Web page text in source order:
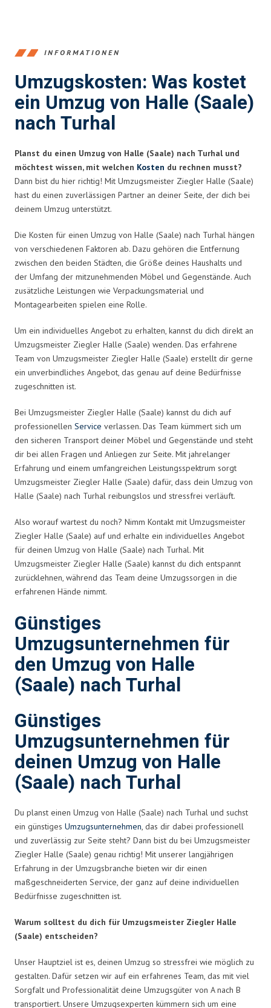
INFORMATIONEN
Umzugskosten: Was kostet
ein Umzug von Halle (Saale)
nach Turhal
Planst du einen Umzug von Halle (Saale) nach Turhal und
möchtest wissen, mit welchen Kosten du rechnen musst?
Dann bist du hier richtig! Mit Umzugsmeister Ziegler Halle (Saale)
hast du einen zuverlässigen Partner an deiner Seite, der dich bei
deinem Umzug unterstützt.
Die Kosten für einen Umzug von Halle (Saale) nach Turhal hängen
von verschiedenen Faktoren ab. Dazu gehören die Entfernung
zwischen den beiden Städten, die Größe deines Haushalts und
der Umfang der mitzunehmenden Möbel und Gegenstände. Auch
zusätzliche Leistungen wie Verpackungsmaterial und
Montagearbeiten spielen eine Rolle.
Um ein individuelles Angebot zu erhalten, kannst du dich direkt an
Umzugsmeister Ziegler Halle (Saale) wenden. Das erfahrene
Team von Umzugsmeister Ziegler Halle (Saale) erstellt dir gerne
ein unverbindliches Angebot, das genau auf deine Bedürfnisse
zugeschnitten ist.
Bei Umzugsmeister Ziegler Halle (Saale) kannst du dich auf
professionellen Service verlassen. Das Team kümmert sich um
den sicheren Transport deiner Möbel und Gegenstände und steht
dir bei allen Fragen und Anliegen zur Seite. Mit jahrelanger
Erfahrung und einem umfangreichen Leistungsspektrum sorgt
Umzugsmeister Ziegler Halle (Saale) dafür, dass dein Umzug von
Halle (Saale) nach Turhal reibungslos und stressfrei verläuft.
Also worauf wartest du noch? Nimm Kontakt mit Umzugsmeister
Ziegler Halle (Saale) auf und erhalte ein individuelles Angebot
für deinen Umzug von Halle (Saale) nach Turhal. Mit
Umzugsmeister Ziegler Halle (Saale) kannst du dich entspannt
zurücklehnen, während das Team deine Umzugssorgen in die
erfahrenen Hände nimmt.
Günstiges
Umzugsunternehmen für
den Umzug von Halle
(Saale) nach Turhal
Günstiges
Umzugsunternehmen für
deinen Umzug von Halle
(Saale) nach Turhal
Du planst einen Umzug von Halle (Saale) nach Turhal und suchst
ein günstiges Umzugsunternehmen, das dir dabei professionell
und zuverlässig zur Seite steht? Dann bist du bei Umzugsmeister
Ziegler Halle (Saale) genau richtig! Mit unserer langjährigen
Erfahrung in der Umzugsbranche bieten wir dir einen
maßgeschneiderten Service, der ganz auf deine individuellen
Bedürfnisse zugeschnitten ist.
Warum solltest du dich für Umzugsmeister Ziegler Halle
(Saale) entscheiden?
Unser Hauptziel ist es, deinen Umzug so stressfrei wie möglich zu
gestalten. Dafür setzen wir auf ein erfahrenes Team, das mit viel
Sorgfalt und Professionalität deine Umzugsgüter von A nach B
transportiert. Unsere Umzugsexperten kümmern sich um eine